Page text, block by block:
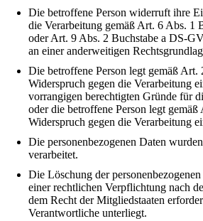
Die betroffene Person widerruft ihre
die Verarbeitung gemäß Art. 6 Abs. 1
oder Art. 9 Abs. 2 Buchstabe a DS-
an einer anderweitigen
Die betroffene Person legt gemäß
Widerspruch gegen die Verarbeitung
vorrangigen berechtigten Gründe für
oder die betroffene Person legt
Widerspruch gegen die Verarbeitung
Die personenbezogenen Daten
verarbeitet.
Die Löschung der
einer rechtlichen Verpflichtung nach
dem Recht der Mitgliedstaaten
Verantwortliche unterliegt.